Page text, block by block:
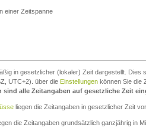
einer Zeitspanne
in gesetzlicher (lokaler) Zeit dargestellt. Dies
UTC+2). über die Einstellungen können Sie die
sind alle Zeitangaben auf gesetzliche Zeit
liegen die Zeitangaben in gesetzlicher Zeit vor.
die Zeitangaben grundsätzlich ganzjährig in